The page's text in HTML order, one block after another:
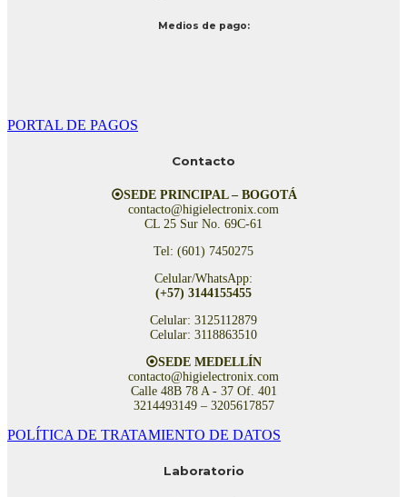
Medios de pago:
PORTAL DE PAGOS
Contacto
⦿SEDE PRINCIPAL – BOGOTÁ
contacto@higielectronix.com
CL 25 Sur No. 69C-61
Tel: (601) 7450275
Celular/WhatsApp:
(+57) 3144155455
Celular: 3125112879
Celular: 3118863510
⦿SEDE MEDELLÍN
contacto@higielectronix.com
Calle 48B 78 A - 37 Of. 401
3214493149 – 3205617857
POLÍTICA DE TRATAMIENTO DE DATOS
Laboratorio